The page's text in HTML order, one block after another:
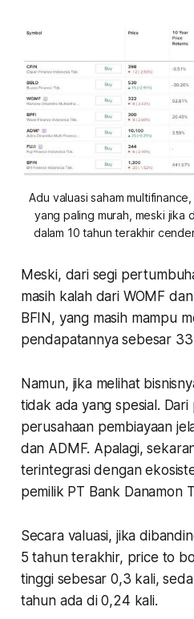
Adu valuasi saham
yang paling murah, meski jika
dalam 10 tahun terakhir
Meski, dari segi
masih kalah dari WOMF
BFIN, yang masih mampu
pendapatannya sebesar
Namun, jika melihat
tidak ada yang spesial. Dari
perusahaan pembiayaan
dan ADMF. Apalagi,
terintegrasi dengan
pemilik PT Bank Danamon
Secara valuasi, jika
5 tahun terakhir, price to
tinggi sebesar 0,3 kali,
tahun ada di 0,24 kali.